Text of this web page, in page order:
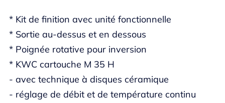
* Kit de finition avec unité fonctionnelle
* Sortie au-dessus et en dessous
* Poignée rotative pour inversion
* KWC cartouche M 35 H
- avec technique à disques céramique
- réglage de débit et de température continu